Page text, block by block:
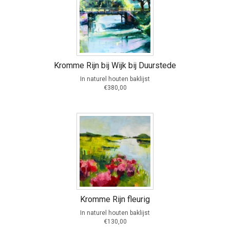
Kromme Rijn bij Wijk bij Duurstede
In naturel houten baklijst
€380,00
Kromme Rijn fleurig
In naturel houten baklijst
€130,00